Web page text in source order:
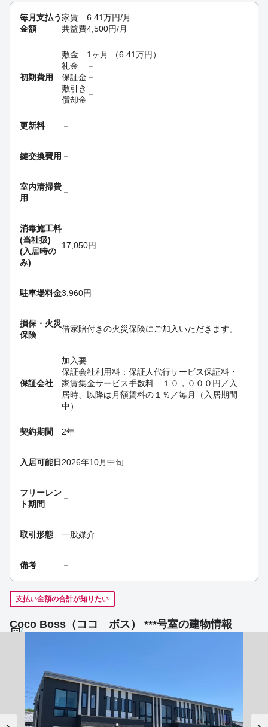
毎月支払う
金額
家賃 6.41万円/月
共益費4,500円/月
初期費用
敷金 1ヶ月 （6.41万円 ）
礼金
－
保証金 －
敷引き
償却金
－
更新料 －
鍵交換費用 －
室内清掃費
用
－
消毒施工料
(当社扱)
(入居時の
み)
17,050円
駐車場料金3,960円
損保・ 火災
保険
借家賠付きの火災保険にご加入いただきます。
保証会社
加入要
保証会社利用料：保証人代行サービス保証料・
家賃集金サービス手数料 １０，０００円／入
居時、以降は月額賃料の１％／毎月（入居期間
中）
契約期間 2年
入居可能日 2026年10月中旬
フリーレン
ト期間
－
取引形態 一般媒介
備考 －
支払い金額の合計が知りたい
Coco Boss（ココ ボス） ***号室の建物情報